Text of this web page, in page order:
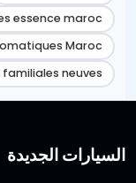
essence maroc
Maroc
neuves
السيارات الجديدة